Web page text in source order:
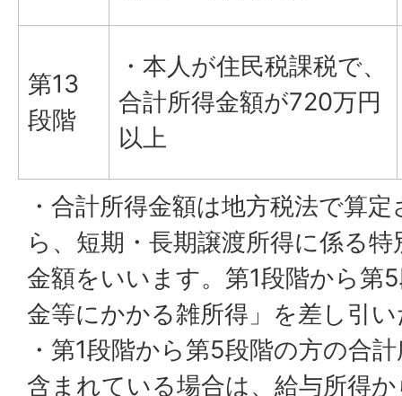
第13
段階
・本人が住民税課税で、
合計所得金額が720万円
以上
・合計所得金額は地方税法で算
ら、短期・長期譲渡所得に係る
金額をいいます。第1段階から第
金等にかかる雑所得」を差し引
・第1段階から第5段階の方の合
含まれている場合は、給与所得